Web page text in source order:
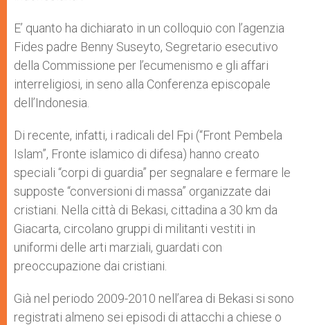
E’ quanto ha dichiarato in un colloquio con l’agenzia
Fides padre Benny Suseyto, Segretario esecutivo
della Commissione per l’ecumenismo e gli affari
interreligiosi, in seno alla Conferenza episcopale
dell’Indonesia.
Di recente, infatti, i radicali del Fpi (“Front Pembela
Islam”, Fronte islamico di difesa) hanno creato
speciali “corpi di guardia” per segnalare e fermare le
supposte “conversioni di massa” organizzate dai
cristiani. Nella città di Bekasi, cittadina a 30 km da
Giacarta, circolano gruppi di militanti vestiti in
uniformi delle arti marziali, guardati con
preoccupazione dai cristiani.
Già nel periodo 2009-2010 nell’area di Bekasi si sono
registrati almeno sei episodi di attacchi a chiese o